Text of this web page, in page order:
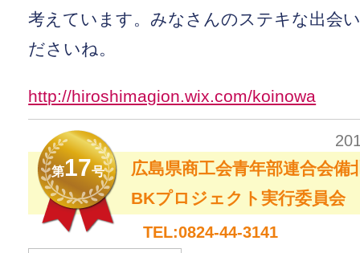
考えています。みなさんのステキな出会
ださいね。
http://hiroshimagion.wix.com/koinowa
第17号
広島県商工会青年部連合会備
BKプロジェクト実行委員会
TEL:0824-44-3141